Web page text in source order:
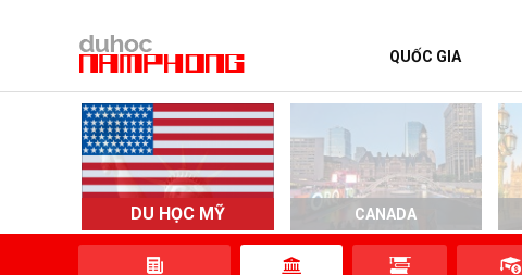
QUỐC GIA
DU HỌC MỸ CANADA
TRANG CHỦ
QUỐC GIA
EVENTS